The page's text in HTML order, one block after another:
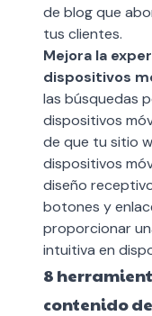
de blog que
tus clientes.
Mejora la
dispositivos
las búsquedas
dispositivos
de que tu sitio
dispositivos
diseño
botones y
proporcionar
intuitiva en
8
contenido